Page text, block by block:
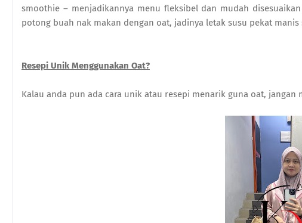
smoothie – menjadikannya menu fleksibel dan mudah
potong buah nak makan dengan oat, jadinya letak susu pekat
Resepi Unik Menggunakan Oat?
Kalau anda pun ada cara unik atau resepi menarik guna oat,